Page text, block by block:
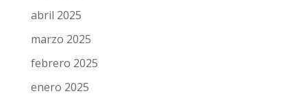
abril 2025
marzo 2025
febrero 2025
enero 2025